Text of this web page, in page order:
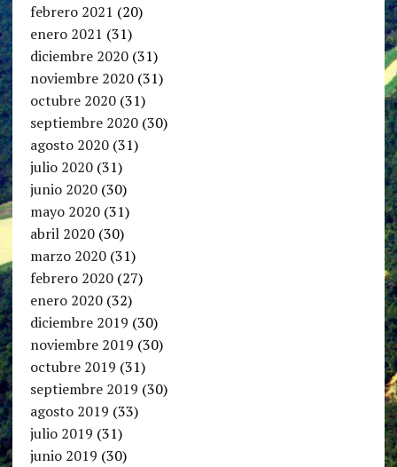
febrero 2021 (20)
enero 2021 (31)
diciembre 2020(31)
noviembre 2020(31)
octubre 2020(31)
septiembre 2020(30)
agosto 2020(31)
julio 2020(31)
junio 2020(30)
mayo 2020(31)
abril 2020(30)
marzo 2020(31)
febrero 2020(27)
enero 2020(32)
diciembre 2019 (30)
noviembre 2019 (30)
octubre 2019 (31)
septiembre 2019 (30)
agosto 2019 (33)
julio 2019 (31)
junio 2019 (30)